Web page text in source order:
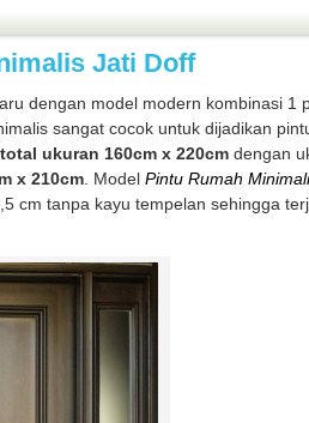
Jati Doff
dengan model modern kombinasi 1
sangat cocok untuk dijadikan
total ukuran 160cm x 220cm dengan
x 210cm . Model Pintu Rumah
cm tanpa kayu tempelan sehingga